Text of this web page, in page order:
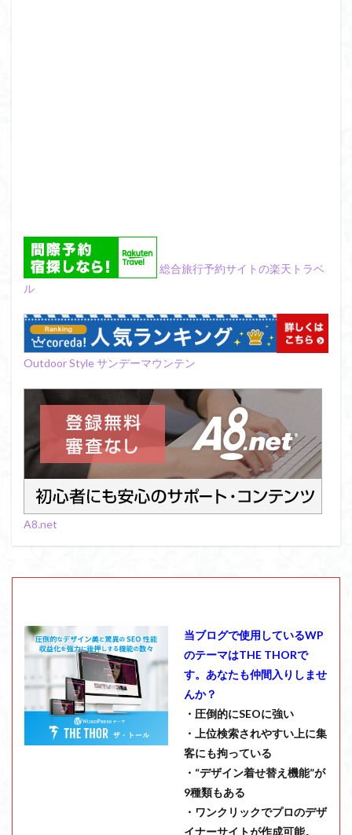
総合旅行予約サイトの楽天トラベ
ル
Outdoor Style サンデーマウンテン
A8.net
当ブログで使用しているWP
のテーマはTHE THORで
す。あなたも仲間入りしませ
んか？
・圧倒的にSEOに強い
・上位検索されやすい上に集
客にも拘っている
・“デザイン着せ替え機能”が
9種類もある
・ワンクリックでプロのデザ
イナーサイトが作成可能。